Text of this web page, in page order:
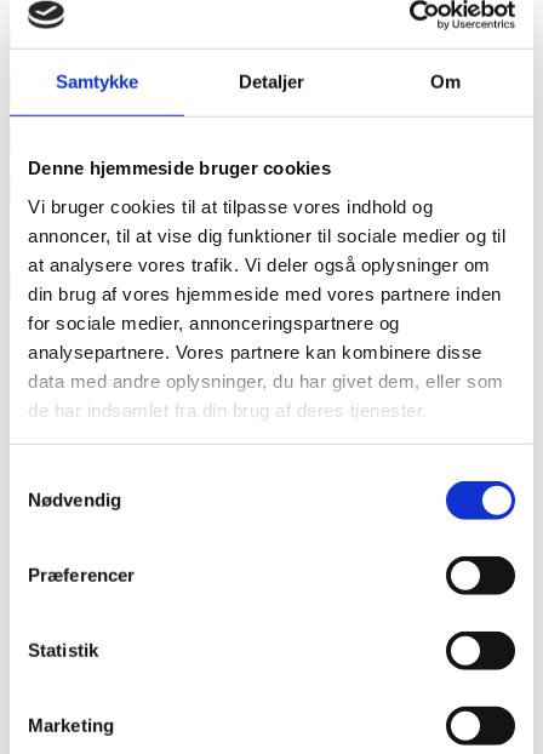
Samtykke Detaljer Om
Denne hjemmeside bruger cookies
Vi bruger cookies til at tilpasse vores indhold og
annoncer, til at vise dig funktioner til sociale medier og til
at analysere vores trafik. Vi deler også oplysninger om
din brug af vores hjemmeside med vores partnere inden
for sociale medier, annonceringspartnere og
analysepartnere. Vores partnere kan kombinere disse
data med andre oplysninger, du har givet dem, eller som
de har indsamlet fra din brug af deres tjenester.
Nødvendig
Præferencer
Statistik
Marketing
annonce
RAINBOW BUSINESS DENMARK